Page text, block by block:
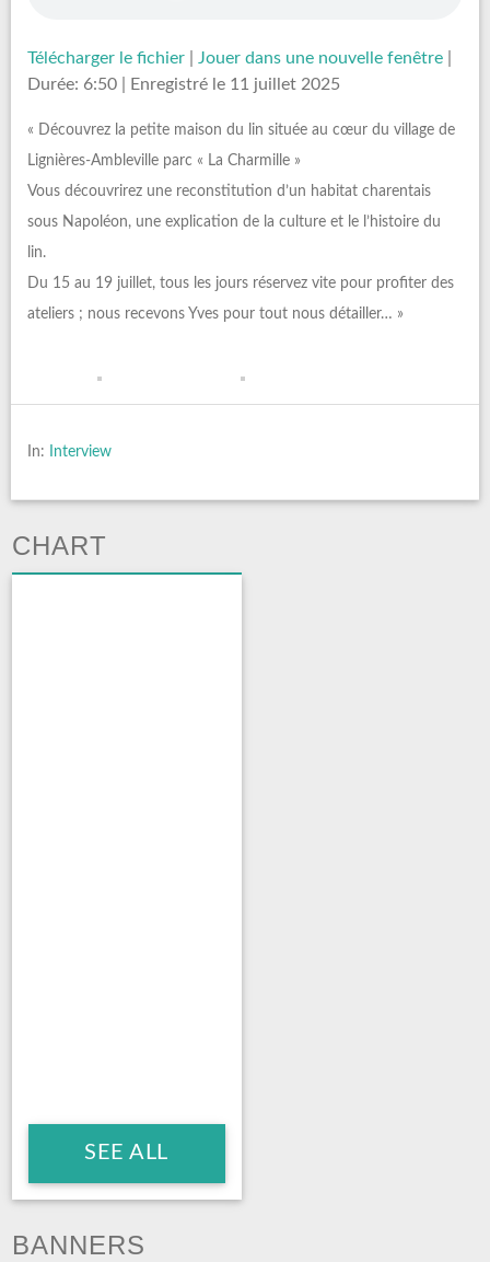
Télécharger le fichier Jouer dans une nouvelle fenêtre
Durée: 6:50
Enregistré le 11 juillet 2025
« Découvrez la petite maison du lin située au cœur du village de
Lignières-Ambleville parc « La Charmille »
Vous découvrirez une reconstitution d’un habitat charentais
sous Napoléon, une explication de la culture et le l’histoire du
lin.
Du 15 au 19 juillet, tous les jours réservez vite pour profiter des
ateliers ; nous recevons Yves pour tout nous détailler… »
In: Interview
CHART
SEE ALL
BANNERS